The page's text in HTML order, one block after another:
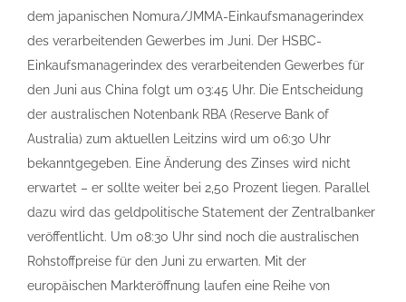
dem japanischen Nomura/JMMA-Einkaufsmanagerindex
des verarbeitenden Gewerbes im Juni. Der HSBC-
Einkaufsmanagerindex des verarbeitenden Gewerbes für
den Juni aus China folgt um 03:45 Uhr. Die Entscheidung
der australischen Notenbank RBA (Reserve Bank of
Australia) zum aktuellen Leitzins wird um 06:30 Uhr
bekanntgegeben. Eine Änderung des Zinses wird nicht
erwartet – er sollte weiter bei 2,50 Prozent liegen. Parallel
dazu wird das geldpolitische Statement der Zentralbanker
veröffentlicht. Um 08:30 Uhr sind noch die australischen
Rohstoffpreise für den Juni zu erwarten. Mit der
europäischen Markteröffnung laufen eine Reihe von